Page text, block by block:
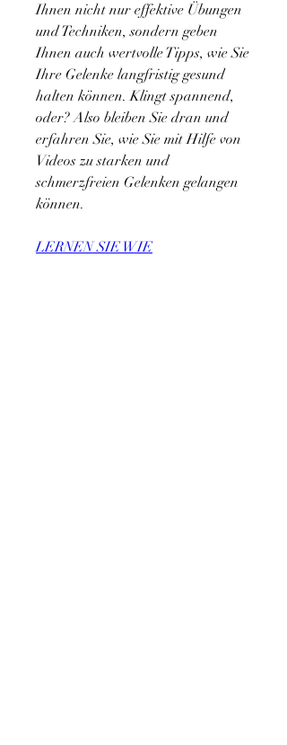
Ihnen nicht nur effektive Übungen
und Techniken, sondern geben
Ihnen auch wertvolle Tipps, wie Sie
Ihre Gelenke langfristig gesund
halten können. Klingt spannend,
oder? Also bleiben Sie dran und
erfahren Sie, wie Sie mit Hilfe von
Videos zu starken und
schmerzfreien Gelenken gelangen
können.
LERNEN SIE WIE